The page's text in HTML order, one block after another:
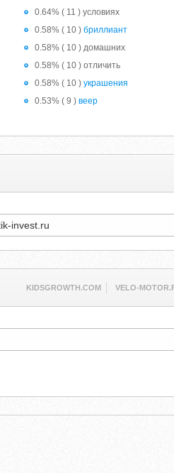
0.64% ( 11 ) условиях
0.58% ( 10 ) бриллиант
0.58% ( 10 ) домашних
0.58% ( 10 ) отличить
0.58% ( 10 ) украшения
0.53% ( 9 ) веер
KIDSGROWTH.COM VELO-